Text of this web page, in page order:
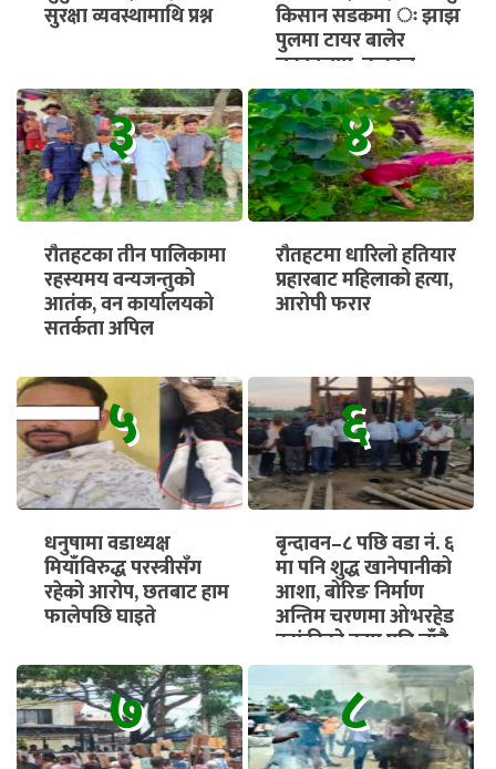
सुरक्षा व्यवस्थामाथि प्रश्न किसान सडकमा ः झाझ
पुलमा टायर बालेर
चक्काजाम, तत्काल
भुक्तानी सुनिश्चित गर्न माग
३
रौतहटका तीन पालिकामा
रहस्यमय वन्यजन्तुको
आतंक, वन कार्यालयको
सतर्कता अपिल
४
रौतहटमा धारिलो हतियार
प्रहारबाट महिलाको हत्या,
आरोपी फरार
५
धनुषामा वडाध्यक्ष
मियाँविरुद्ध परस्त्रीसँग
रहेको आरोप, छतबाट हाम
फालेपछि घाइते
६
बृन्दावन–८ पछि वडा नं. ६
मा पनि शुद्ध खानेपानीको
आशा, बोरिङ निर्माण
अन्तिम चरणमा ओभरहेड
ट्यांकीको काम पनि चाँडै
सुरु हुने
७ ८